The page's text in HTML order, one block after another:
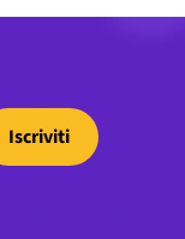
Iscriviti